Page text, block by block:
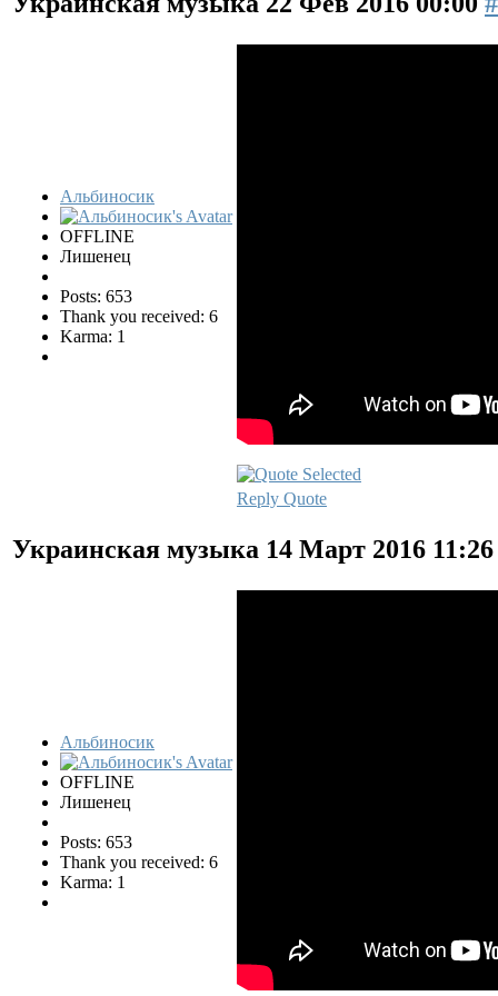
Альбиносик
OFFLINE
Лишенец
Posts: 653
Thank you received: 6
Karma: 1
Reply Quote
Украинская музыка 14 Март 2016
Альбиносик
OFFLINE
Лишенец
Posts: 653
Thank you received: 6
Karma: 1